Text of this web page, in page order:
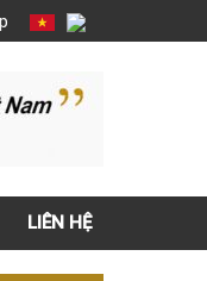
LIÊN HỆ